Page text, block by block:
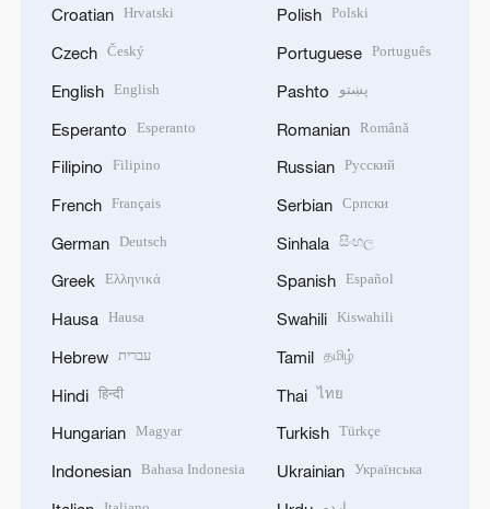
Croatian Hrvatski
Czech Český
English English
Esperanto Esperanto
Filipino Filipino
French Français
German Deutsch
Greek Ελληνικά
Hausa Hausa
Hebrew עברית
Hindi हिन्दी
Hungarian Magyar
Indonesian Bahasa Indonesia
Polish Polski
Portuguese Português
Pashto پښتو
Romanian Română
Russian Русский
Serbian Српски
Sinhala සිංහල
Spanish Español
Swahili Kiswahili
Tamil தமிழ்
Thai ไทย
Turkish Türkçe
Ukrainian Українська